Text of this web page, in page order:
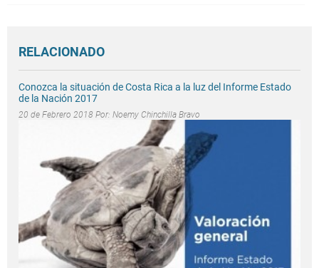
RELACIONADO
Conozca la situación de Costa Rica a la luz del Informe Estado
de la Nación 2017
20 de Febrero 2018 Por: Noemy Chinchilla Bravo